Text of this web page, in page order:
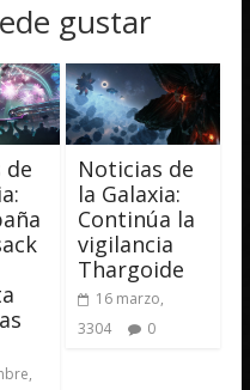
gustar
de
Noticias de
la Galaxia:
Continúa la
vigilancia
Thargoide
16 marzo,
3304
0